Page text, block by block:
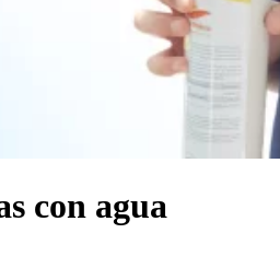
con agua